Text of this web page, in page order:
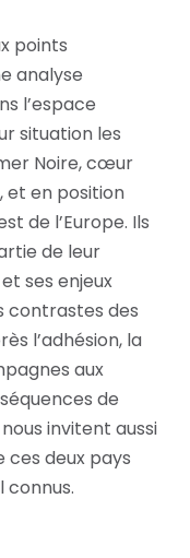
points
analyse
l’espace
situation les
Noire, cœur
et en position
de l’Europe. Ils
de leur
ses enjeux
contrastes des
l’adhésion, la
aux
de
invitent aussi
deux pays
connus.